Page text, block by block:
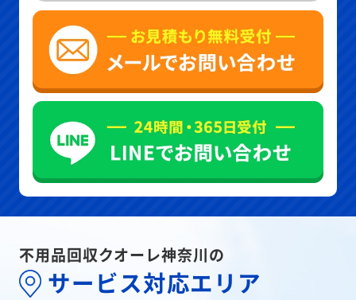
不用品回収クオーレ神奈川の
サービス対応エリア